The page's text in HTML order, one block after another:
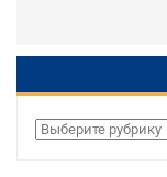
Рубрики